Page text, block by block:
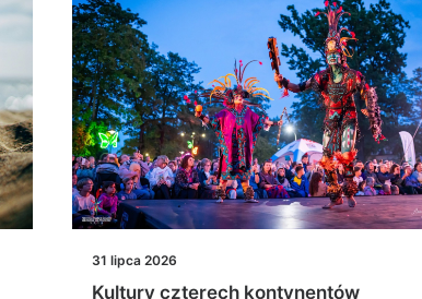
31 lipca 2026
Kultury czterech kontynentów